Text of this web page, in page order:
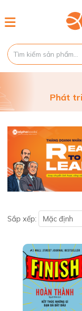
Phát
Sắp xếp: Mặc định